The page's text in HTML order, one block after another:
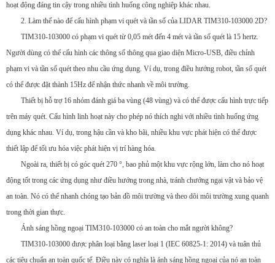
hoạt động đáng tin cậy trong nhiều tình huống công nghiệp khác nhau.
2. Làm thế nào để cấu hình phạm vi quét và tần số của LIDAR TIM310-103000 2D?
TIM310-103000 có phạm vi quét từ 0,05 mét đến 4 mét và tần số quét là 15 hertz.
Người dùng có thể cấu hình các thông số thông qua giao diện Micro-USB, điều chỉnh
phạm vi và tần số quét theo nhu cầu ứng dụng. Ví dụ, trong điều hướng robot, tần số quét
có thể được đặt thành 15Hz để nhận thức nhanh về môi trường.
Thiết bị hỗ trợ 16 nhóm đánh giá ba vùng (48 vùng) và có thể được cấu hình trực tiếp
trên máy quét. Cấu hình linh hoạt này cho phép nó thích nghi với nhiều tình huống ứng
dụng khác nhau. Ví dụ, trong hậu cần và kho bãi, nhiều khu vực phát hiện có thể được
thiết lập để tối ưu hóa việc phát hiện vị trí hàng hóa.
Ngoài ra, thiết bị có góc quét 270 °, bao phủ một khu vực rộng lớn, làm cho nó hoạt
động tốt trong các ứng dụng như điều hướng trong nhà, tránh chướng ngại vật và bảo vệ
an toàn. Nó có thể nhanh chóng tạo bản đồ môi trường và theo dõi môi trường xung quanh
trong thời gian thực.
Ánh sáng hồng ngoại TIM310-103000 có an toàn cho mắt người không?
TIM310-103000 được phân loại bằng laser loại 1 (IEC 60825-1: 2014) và tuân thủ
các tiêu chuẩn an toàn quốc tế. Điều này có nghĩa là ánh sáng hồng ngoại của nó an toàn